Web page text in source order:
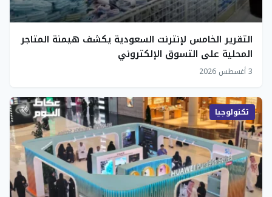
التقرير الخامس لإنترنت السعودية يكشف هيمنة المتاجر
المحلية على التسوق الإلكتروني
3 أغسطس 2026
تكنولوجيا